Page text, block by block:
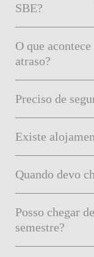
SBE?
O que
atraso?
Preciso de
Existe
Quando devo
Posso chegar
semestre?